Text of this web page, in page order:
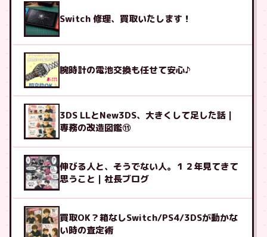
Switch 修理、買取いたします！
腕時計の電池交換も任せて安心♪
3DS LLとNew3DS、大きくして足した話｜
専務の改造図鑑⑪
伸びる人と、そうでない人。１２年見てきて
思うこと｜社長ブログ
買取OK？箱なしSwitch/PS4/3DSが動かな
い時の査定術